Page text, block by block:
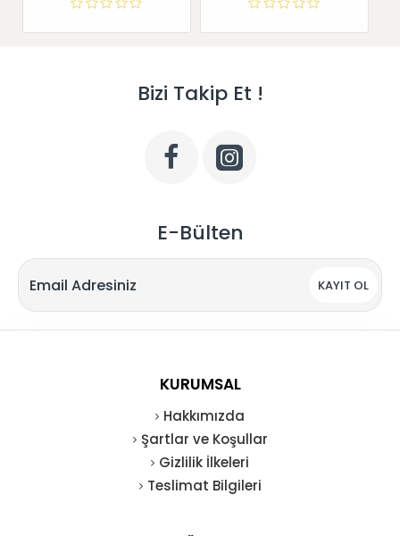
Bizi Takip Et !
E-Bülten
KAYIT OL
KURUMSAL
Hakkımızda
Şartlar ve Koşullar
Gizlilik İlkeleri
Teslimat Bilgileri